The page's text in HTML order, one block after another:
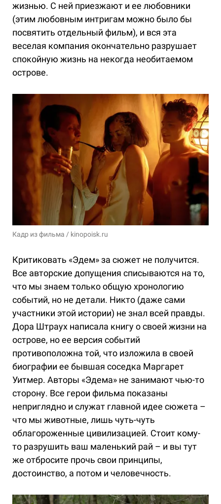
жизнью. С ней приезжают и ее любовники
(этим любовным интригам можно было бы
посвятить отдельный фильм), и вся эта
веселая компания окончательно разрушает
спокойную жизнь на некогда необитаемом
острове.
Кадр из фильма / kinopoisk.ru
Критиковать «Эдем» за сюжет не получится.
Все авторские допущения списываются на то,
что мы знаем только общую хронологию
событий, но не детали. Никто (даже сами
участники этой истории) не знал всей правды.
Дора Штраух написала книгу о своей жизни на
острове, но ее версия событий
противоположна той, что изложила в своей
биографии ее бывшая соседка Маргарет
Уитмер. Авторы «Эдема» не занимают чью-то
сторону. Все герои фильма показаны
неприглядно и служат главной идее сюжета –
что мы животные, лишь чуть-чуть
облагороженные цивилизацией. Стоит кому-
то разрушить ваш маленький рай – и вы тут
же отбросите прочь свои принципы,
достоинство, а потом и человечность.